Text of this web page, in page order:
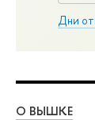
Дни
О ВЫШКЕ